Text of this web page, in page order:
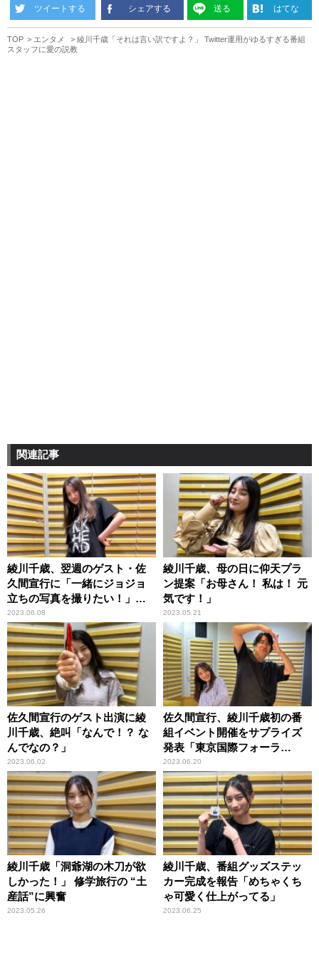
ツイートする シェアする 送る はてな
TOP エンタメ
綾川千歳「それは言い訳ですよ？」 Twitter運用がゆるすぎる番組
スタッフに愛の説教
関連記事
綾川千歳、翌週のゲスト・佐
久間宣行に「一緒にジョジョ
立ちの写真を撮りたい！」と
懇願
2023.06.08
綾川千歳、母の日に仰天プラ
ン提案「お母さん！ 私は！ 元
気です！」
2023.05.21
佐久間宣行のゲスト出演に綾
川千歳、絶叫「なんで！？ な
んでなの？」
2023.06.02
佐久間宣行、綾川千歳初の番
組イベント開催をサプライズ
発表「東京国際フォーラ
ム！？」
2023.06.20
綾川千歳「洞爺湖の木刀が欲
しかった！」 修学旅行の “土
産話”に興奮
2023.05.26
綾川千歳、番組グッズステッ
カー完成を報告「めちゃくち
ゃ可愛く仕上がってる」
2023.06.25